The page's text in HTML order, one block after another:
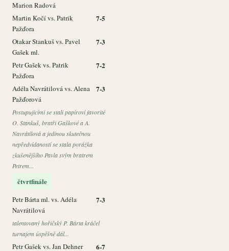
Marion Radová
Martin Kočí vs. Patrik
Pažďora
7-5
Otakar Stankuš vs. Pavel
Gašek ml.
7-3
Petr Gašek vs. Patrik
Pažďora
7-2
Adéla Navrátilová vs. Alena
Pažďorová
7-3
Postupujicími se stali papíroví favorité
O. Stankuš, bratři Gaškové a A.
Navrátilová a jedinou skutečnou
nepředvídaností se stala porážka
zkušenějšího Pavla svým bratrem
Petrem...
čtvrtfinále
Petr Bárta ml. vs. Adéla
Navrátilová
7-3
talentovaný hořičský P. Bárta kráčel
turnajem úspěšně dál...
Petr Gašek vs. Jan Dehner 6-7